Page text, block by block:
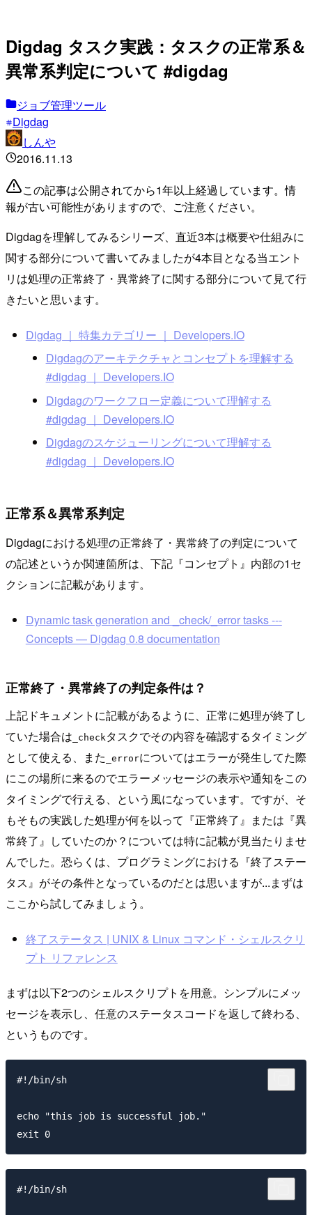
Digdag タスク実践：タスクの正常系＆
異常系判定について #digdag
ジョブ管理ツール
Digdag
しんや
2016.11.13
この記事は公開されてから1年以上経過しています。情
報が古い可能性がありますので、ご注意ください。
Digdagを理解してみるシリーズ、直近3本は概要や仕組みに
関する部分について書いてみましたが4本目となる当エント
リは処理の正常終了・異常終了に関する部分について見て行
きたいと思います。
Digdag ｜ 特集カテゴリー ｜ Developers.IO
Digdagのアーキテクチャとコンセプトを理解する
#digdag ｜ Developers.IO
Digdagのワークフロー定義について理解する
#digdag ｜ Developers.IO
Digdagのスケジューリングについて理解する
#digdag ｜ Developers.IO
正常系＆異常系判定
Digdagにおける処理の正常終了・異常終了の判定について
の記述というか関連箇所は、下記『コンセプト』内部の1セ
クションに記載があります。
Dynamic task generation and _check/_error tasks ---
Concepts — Digdag 0.8 documentation
正常終了・異常終了の判定条件は？
上記ドキュメントに記載があるように、正常に処理が終了し
ていた場合は _check タスクでその内容を確認するタイミング
として使える、また
_errorについてはエラーが発生してた際
にこの場所に来るのでエラーメッセージの表示や通知をこの
タイミングで行える、という風になっています。ですが、そ
もそもの実践した処理が何を以って『正常終了』または『異
常終了』していたのか？については特に記載が見当たりませ
んでした。恐らくは、プログラミングにおける『終了ステー
タス』がその条件となっているのだとは思いますが...まずは
ここから試してみましょう。
終了ステータス | UNIX & Linux コマンド・シェルスクリ
プト リファレンス
まずは以下2つのシェルスクリプトを用意。シンプルにメッ
セージを表示し、任意のステータスコードを返して終わる、
というものです。
#!/bin/sh
echo "this job is successful job."
#!/bin/sh